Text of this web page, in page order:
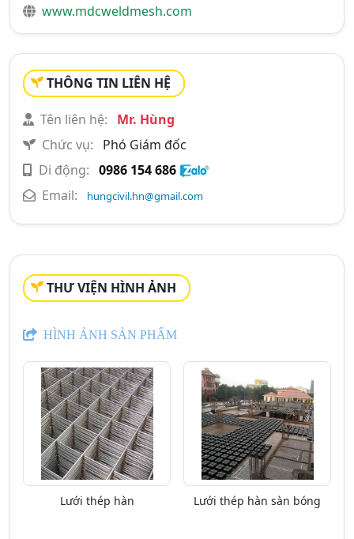
www.mdcweldmesh.com
THÔNG TIN LIÊN HỆ
Tên liên hệ:
Mr. Hùng
Chức vụ:
Phó Giám đốc
Di động: 0986 154 686
Email:
hungcivil.hn@gmail.com
THƯ VIỆN HÌNH ẢNH
HÌNH ẢNH SẢN PHẨM
Lưới thép hàn Lưới thép hàn sàn bóng